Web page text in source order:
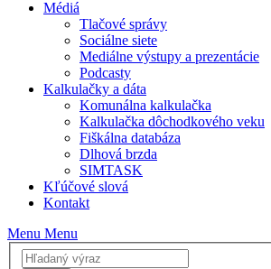
Médiá
Tlačové správy
Sociálne siete
Mediálne výstupy a prezentácie
Podcasty
Kalkulačky a dáta
Komunálna kalkulačka
Kalkulačka dôchodkového veku
Fiškálna databáza
Dlhová brzda
SIMTASK
Kľúčové slová
Kontakt
Menu Menu